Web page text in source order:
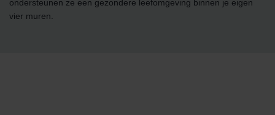
ondersteunen ze een gezondere leefomgeving binnen je eigen
vier muren.